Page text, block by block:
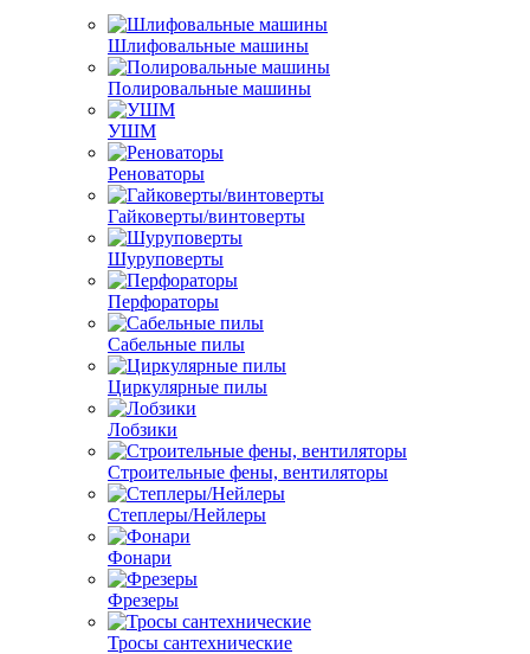
Шлифовальные машины
Полировальные машины
УШМ
Реноваторы
Гайковерты/винтоверты
Шуруповерты
Перфораторы
Сабельные пилы
Циркулярные пилы
Лобзики
Строительные фены, вентиляторы
Степлеры/Нейлеры
Фонари
Фрезеры
Тросы сантехнические